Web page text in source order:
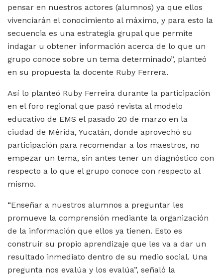
pensar en nuestros actores (alumnos) ya que ellos
vivenciarán el conocimiento al máximo, y para esto la
secuencia es una estrategia grupal que permite
indagar u obtener información acerca de lo que un
grupo conoce sobre un tema determinado”, planteó
en su propuesta la docente Ruby Ferrera.
Así lo planteó Ruby Ferreira durante la participación
en el foro regional que pasó revista al modelo
educativo de EMS el pasado 20 de marzo en la
ciudad de Mérida, Yucatán, donde aprovechó su
participación para recomendar a los maestros, no
empezar un tema, sin antes tener un diagnóstico con
respecto a lo que el grupo conoce con respecto al
mismo.
“Enseñar a nuestros alumnos a preguntar les
promueve la comprensión mediante la organización
de la información que ellos ya tienen. Esto es
construir su propio aprendizaje que les va a dar un
resultado inmediato dentro de su medio social. Una
pregunta nos evalúa y los evalúa”, señaló la